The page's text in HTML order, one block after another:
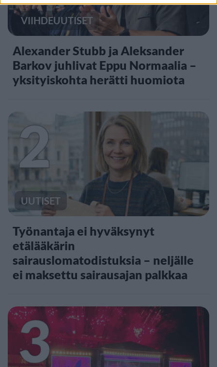
VIIHDEUUTISET
Alexander Stubb ja Aleksander
Barkov juhlivat Eppu Normaalia –
yksityiskohta herätti huomiota
2
UUTISET
Työnantaja ei hyväksynyt
etälääkärin
sairauslomatodistuksia – neljälle
ei maksettu sairausajan palkkaa
3